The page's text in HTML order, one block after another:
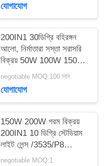
200W
যোগাযোগ
200IN1 30ডিগ্রি বহিরঙ্গন
আলো, নির্মাতারা সস্তা সরাসরি
বিক্রয় 50W 100W 150W
200W LED স্টেডিয়াম লেন্স
negotiable MOQ:100 পিসি
যোগাযোগ
150W 200W গরম বিক্রয়
200IN1 10 ডিগ্রি স্টেডিয়াম
লাইট লেন্স /3535/P8
LEDs,উচ্চ দক্ষতা
negotiable MOQ:1